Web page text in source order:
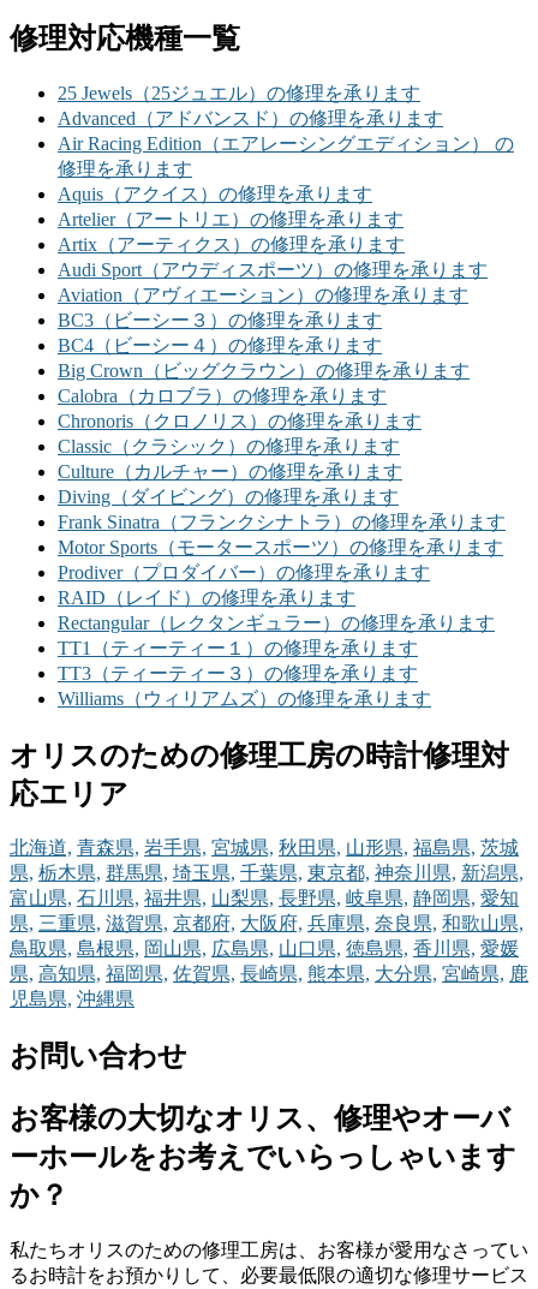
修理対応機種一覧
25 Jewels（25ジュエル）の修理を承ります
Advanced（アドバンスド）の修理を承ります
Air Racing Edition（エアレーシングエディション） の
修理を承ります
Aquis（アクイス）の修理を承ります
Artelier（アートリエ）の修理を承ります
Artix（アーティクス）の修理を承ります
Audi Sport（アウディスポーツ）の修理を承ります
Aviation（アヴィエーション）の修理を承ります
BC3（ビーシー３）の修理を承ります
BC4（ビーシー４）の修理を承ります
Big Crown（ビッグクラウン）の修理を承ります
Calobra（カロブラ）の修理を承ります
Chronoris（クロノリス）の修理を承ります
Classic（クラシック）の修理を承ります
Culture（カルチャー）の修理を承ります
Diving（ダイビング）の修理を承ります
Frank Sinatra（フランクシナトラ）の修理を承ります
Motor Sports（モータースポーツ）の修理を承ります
Prodiver（プロダイバー）の修理を承ります
RAID（レイド）の修理を承ります
Rectangular（レクタンギュラー）の修理を承ります
TT1（ティーティー１）の修理を承ります
TT3（ティーティー３）の修理を承ります
Williams（ウィリアムズ）の修理を承ります
オリスのための修理工房の時計修理対
応エリア
北海道, 青森県, 岩手県, 宮城県, 秋田県, 山形県, 福島県, 茨城
県, 栃木県, 群馬県, 埼玉県, 千葉県, 東京都, 神奈川県, 新潟県,
富山県, 石川県, 福井県, 山梨県, 長野県, 岐阜県, 静岡県, 愛知
県, 三重県, 滋賀県, 京都府, 大阪府, 兵庫県, 奈良県, 和歌山県,
鳥取県, 島根県, 岡山県, 広島県, 山口県, 徳島県, 香川県, 愛媛
県, 高知県, 福岡県, 佐賀県, 長崎県, 熊本県, 大分県, 宮崎県, 鹿
児島県, 沖縄県
お問い合わせ
お客様の大切なオリス、修理やオーバ
ーホールをお考えでいらっしゃいます
か？
私たちオリスのための修理工房は、お客様が愛用なさってい
るお時計をお預かりして、必要最低限の適切な修理サービス